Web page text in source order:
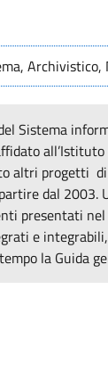
Sistema
altri progetti
dal 2003.
presentati nel
e
la Guida